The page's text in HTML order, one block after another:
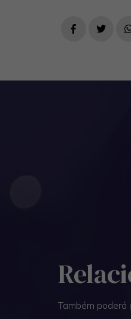
FACEBOOK
Também poderá